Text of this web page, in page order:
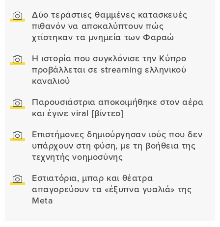
Δύο τεράστιες θαμμένες κατασκευές
πιθανόν να αποκαλύπτουν πώς
χτίστηκαν τα μνημεία των Φαραώ
Η ιστορία που συγκλόνισε την Κύπρο
προβάλλεται σε streaming ελληνικού
καναλιού
Παρουσιάστρια αποκοιμήθηκε στον αέρα
και έγινε viral [βίντεο]
Επιστήμονες δημιούργησαν ιούς που δεν
υπάρχουν στη φύση, με τη βοήθεια της
τεχνητής νοημοσύνης
Εστιατόρια, μπαρ και θέατρα
απαγορεύουν τα «έξυπνα γυαλιά» της
Meta